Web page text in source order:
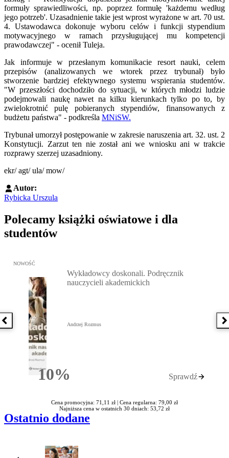
formuły sprawiedliwości, np. poprzez formułę 'każdemu według
jego potrzeb'. Uzasadnienie takie jest wprost wyrażone w art. 70 ust.
4. Ustawodawca dokonuje wyboru celów i funkcji stypendium
motywacyjnego w ramach przysługującej mu kompetencji
prawodawczej" - ocenił Tuleja.
Jak informuje w przesłanym komunikacie resort nauki, celem
przepisów (analizowanych we wtorek przez trybunał) było
stworzenie bardziej efektywnego systemu wspierania studentów.
"W przeszłości dochodziło do sytuacji, w których młodzi ludzie
podejmowali naukę nawet na kilku kierunkach tylko po to, by
zwielokrotnić pulę pobieranych stypendiów, finansowanych z
budżetu państwa" - podkreśla MNiSW.
Trybunał umorzył postępowanie w zakresie naruszenia art. 32. ust. 2
Konstytucji. Zarzut ten nie został ani we wniosku ani w trakcie
rozprawy szerzej uzasadniony.
ekr/ agt/ ula/ mow/
Autor:
Rybicka Urszula
Polecamy książki oświatowe i dla
studentów
Poprzednia książka
Przejdź do: Wykładowcy doskonali. Podręcznik nauczycieli
NOWOŚĆ
10%Rabatu
Wykładowcy doskonali. Podręcznik
nauczycieli akademickich
Andrzej Rozmus
Sprawdź
Cena promocyjna: 71,11 zł | Cena regularna: 79,00 zł
Najniższa cena w ostatnich 30 dniach: 53,72 zł
Ostatnio dodane